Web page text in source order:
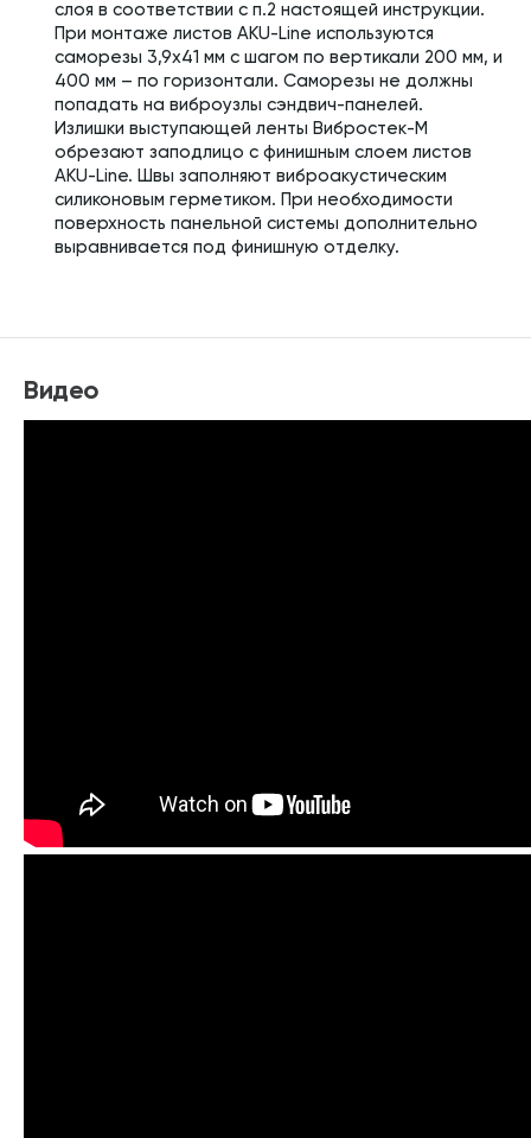
слоя в соответствии с п.2 настоящей инструкции.
При монтаже листов AKU-Line используются
саморезы 3,9х41 мм с шагом по вертикали 200 мм, и
400 мм – по горизонтали. Саморезы не должны
попадать на виброузлы сэндвич-панелей.
Излишки выступающей ленты Вибростек-М
обрезают заподлицо с финишным слоем листов
AKU-Line. Швы заполняют виброакустическим
силиконовым герметиком. При необходимости
поверхность панельной системы дополнительно
выравнивается под финишную отделку.
Видео